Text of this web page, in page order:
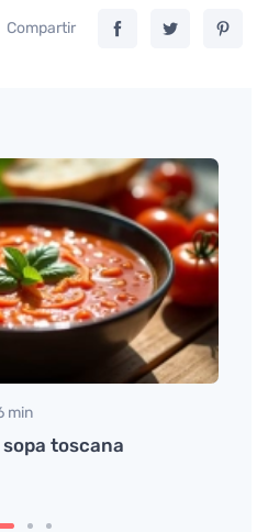
Compartir
min
toscana